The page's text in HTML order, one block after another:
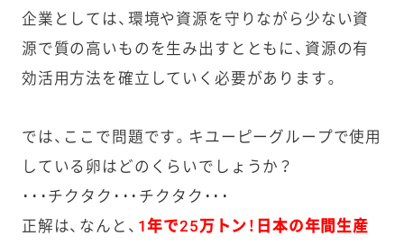
企業としては、環境や資源を守りながら少ない資
源で質の高いものを生み出すとともに、資源の有
効活用方法を確立していく必要があります。
では、ここで問題です。キユーピーグループで使用
している卵はどのくらいでしょうか？
･･･チクタク･･･チクタク･･･
正解は、なんと、 1年で25万トン！ 日本の年間生産